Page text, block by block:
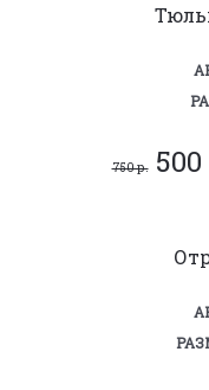
750 р.500